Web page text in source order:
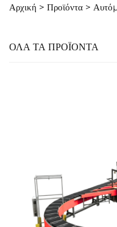
Αρχική > Προϊόντα >
ΟΛΑ ΤΑ ΠΡΟΪΟΝΤΑ